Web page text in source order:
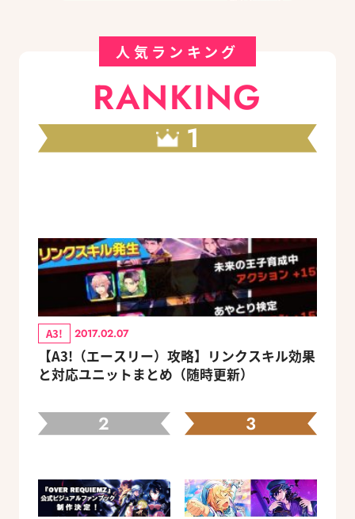
人気ランキング
RANKING
1
A3! 2017.02.07
【A3!（エースリー）攻略】リンクスキル効果
と対応ユニットまとめ（随時更新）
2 3